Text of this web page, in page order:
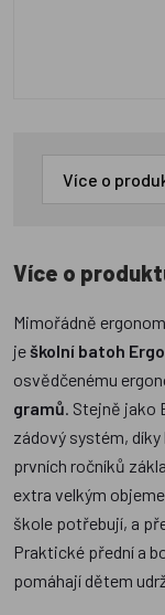
Více o
Více o
Mimořádně
ješkolní batoh
osvědčenému
gramů. Stejně jako
zádový systém,
prvních ročníků
extra velkým
škole potřebují, a
Praktické přední a
pomáhají dětem